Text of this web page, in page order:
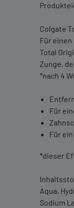
Colgate
Für
Total
Zunge,
*nach 4
Für
Für
*dieser
Aqua,
Sodium